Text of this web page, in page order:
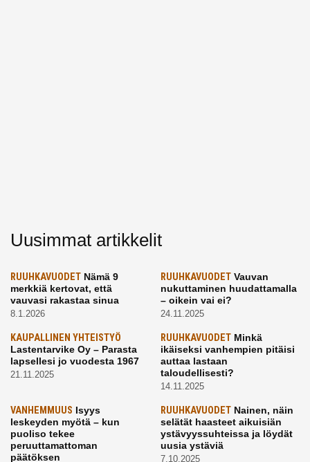
Uusimmat artikkelit
RUUHKAVUODET Nämä 9
merkkiä kertovat, että
vauvasi rakastaa sinua
8.1.2026
RUUHKAVUODETVauvan
nukuttaminen huudattamalla
– oikein vai ei?
24.11.2025
KAUPALLINEN YHTEISTYÖ
Lastentarvike Oy – Parasta
lapsellesi jo vuodesta 1967
21.11.2025
RUUHKAVUODETMinkä
ikäiseksi vanhempien pitäisi
auttaa lastaan
taloudellisesti?
14.11.2025
VANHEMMUUS Isyys
leskeyden myötä – kun
puoliso tekee
peruuttamattoman
päätöksen
RUUHKAVUODETNainen, näin
selätät haasteet aikuisiän
ystävyyssuhteissa ja löydät
uusia ystäviä
7.10.2025